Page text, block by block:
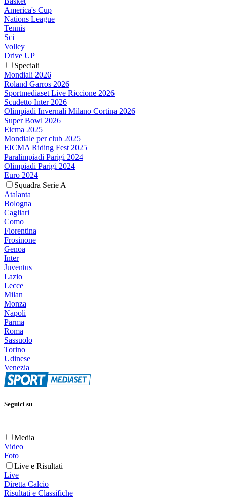
America's Cup
Nations League
Tennis
Sci
Volley
Drive UP
Speciali
Mondiali 2026
Roland Garros 2026
Sportmediaset Live Riccione 2026
Scudetto Inter 2026
Olimpiadi Invernali Milano Cortina 2026
Super Bowl 2026
Eicma 2025
Mondiale per club 2025
EICMA Riding Fest 2025
Paralimpiadi Parigi 2024
Olimpiadi Parigi 2024
Euro 2024
Squadra Serie A
Atalanta
Bologna
Cagliari
Como
Fiorentina
Frosinone
Genoa
Inter
Juventus
Lazio
Lecce
Milan
Monza
Napoli
Parma
Roma
Sassuolo
Torino
Udinese
Venezia
Seguici su
Media
Video
Foto
Live e Risultati
Live
Diretta Calcio
Risultati e Classifiche